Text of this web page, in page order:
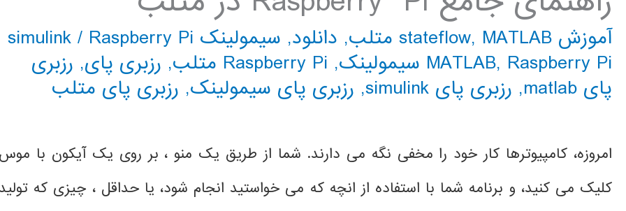
آموزش stateflow , MATLAB متلب , دانلود, سیمولینک simulink / Raspberry Pi
MATLAB, Raspberry Pi سیمولینک , Raspberry Pi متلب , رزبری پای, رزبری
پای matlab
, رزبری پای simulink , رزبری پای سیمولینک, رزبری پای متلب
امروزه، کامپیوترها کار خود را مخفی نگه می دارند. شما از طریق یک منو ، بر روی یک آیکون با موس
کلیک می کنید، و برنامه شما با استفاده از انچه که می خواستید انجام شود، یا حداقل ، چیزی که تولید